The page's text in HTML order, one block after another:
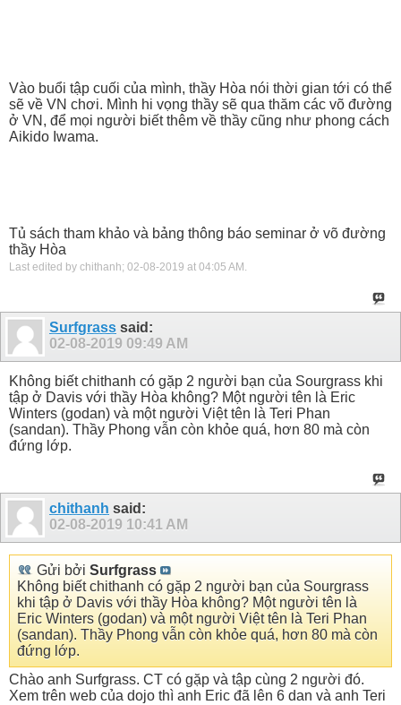
Vào buổi tập cuối của mình, thầy Hòa nói thời gian tới có thể
sẽ về VN chơi. Mình hi vọng thầy sẽ qua thăm các võ đường
ở VN, để mọi người biết thêm về thầy cũng như phong cách
Aikido Iwama.
Tủ sách tham khảo và bảng thông báo seminar ở võ đường
thầy Hòa
Last edited by chithanh; 02-08-2019 at 04:05 AM .
Surfgrass said:
02-08-2019 09:49 AM
Không biết chithanh có gặp 2 người bạn của Sourgrass khi
tập ở Davis với thầy Hòa không? Một người tên là Eric
Winters (godan) và một người Việt tên là Teri Phan
(sandan). Thầy Phong vẫn còn khỏe quá, hơn 80 mà còn
đứng lớp.
chithanh said:
02-08-2019 10:41 AM
Gửi bởi Surfgrass
Không biết chithanh có gặp 2 người bạn của Sourgrass
khi tập ở Davis với thầy Hòa không? Một người tên là
Eric Winters (godan) và một người Việt tên là Teri Phan
(sandan). Thầy Phong vẫn còn khỏe quá, hơn 80 mà còn
đứng lớp.
Chào anh Surfgrass. CT có gặp và tập cùng 2 người đó.
Xem trên web của dojo thì anh Eric đã lên 6 dan và anh Teri